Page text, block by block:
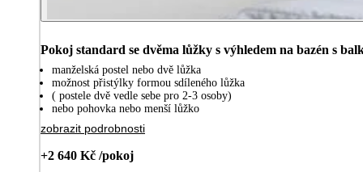
Pokoj standard se dvěma lůžky s výhledem na bazén s
manželská postel nebo dvě lůžka
možnost přistýlky formou sdíleného lůžka
( postele dvě vedle sebe pro 2-3 osoby)
nebo pohovka nebo menší lůžko
zobrazit podrobnosti
+2 640 Kč /pokoj